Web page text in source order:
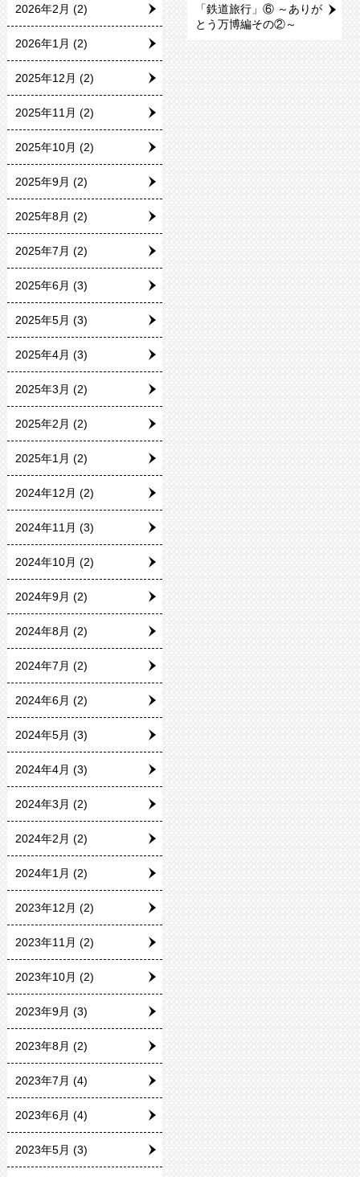
2026年2月 (2)
2026年1月 (2)
2025年12月 (2)
2025年11月 (2)
2025年10月 (2)
2025年9月 (2)
2025年8月 (2)
2025年7月 (2)
2025年6月 (3)
2025年5月 (3)
2025年4月 (3)
2025年3月 (2)
2025年2月 (2)
2025年1月 (2)
2024年12月 (2)
2024年11月 (3)
2024年10月 (2)
2024年9月 (2)
2024年8月 (2)
2024年7月 (2)
2024年6月 (2)
2024年5月 (3)
2024年4月 (3)
2024年3月 (2)
2024年2月 (2)
2024年1月 (2)
2023年12月 (2)
2023年11月 (2)
2023年10月 (2)
2023年9月 (3)
2023年8月 (2)
2023年7月 (4)
2023年6月 (4)
2023年5月 (3)
「鉄道旅行」⑥ ～ありが
とう万博編その②～